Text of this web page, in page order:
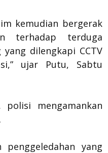
kemudian bergerak
terhadap terduga
dilengkapi CCTV
ujar Putu, Sabtu
mengamankan
penggeledahan yang